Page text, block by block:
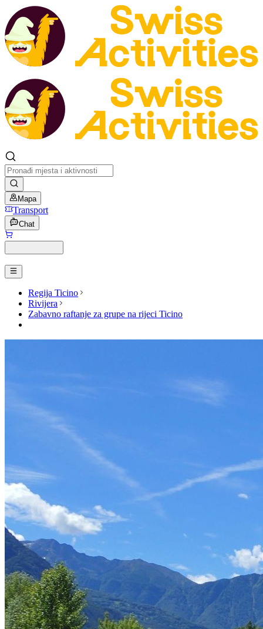
Mapa
Transport
Chat
Regija Ticino
Rivijera
Zabavno raftanje za grupe na rijeci Ticino